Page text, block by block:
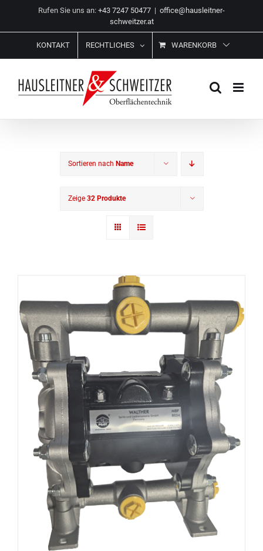
springen
Rufen Sie uns an: +43 7247 50477 | office@hausleitner-
schweitzer.at
KONTAKT RECHTLICHES WARENKORB
Sortieren nach Name
Zeige 32 Produkte